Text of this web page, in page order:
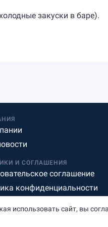
закуски в баре).
И СОГЛАШЕНИЯ
соглашение
конфиденциальности
использовать сайт, вы